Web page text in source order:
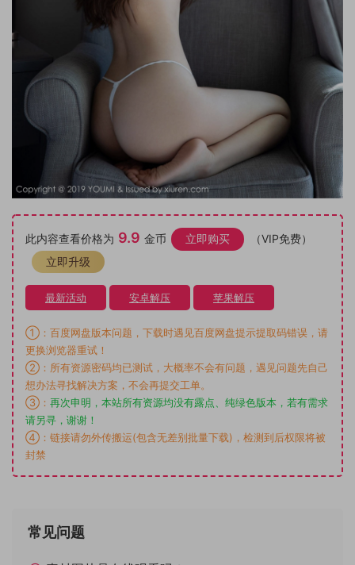
此内容查看价格为 9.9 金币 立即购买
（VIP免费）
立即升级
最新活动 安卓解压 苹果解压
①：百度网盘版本问题，下载时遇见百度网盘提示提取码错误，请
更换浏览器重试！
②：所有资源密码均已测试，大概率不会有问题，遇见问题先自己
想办法寻找解决方案，不会再提交工单。
③： 再次申明，本站所有资源均没有露点、纯绿色版本，若有需求
请另寻，谢谢！
④：链接请勿外传搬运(包含无差别批量下载)，检测到后权限将被
封禁
常见问题